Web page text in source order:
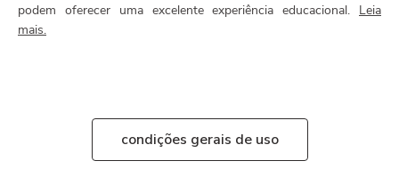
podem oferecer uma excelente experiência educacional. Leia
mais.
condições gerais de uso